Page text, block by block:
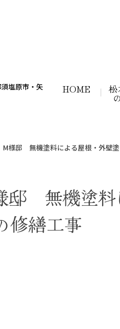
HOME 松
ブログ
M様邸 無機塗料による屋根・外壁
邸 無機塗料
修繕工事